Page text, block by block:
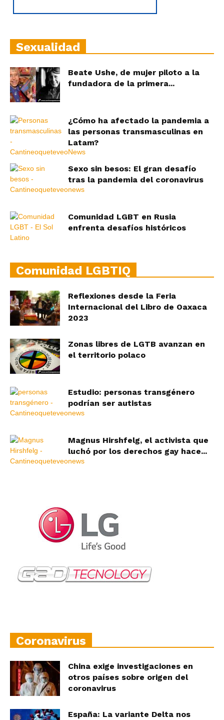
Sexualidad
Beate Ushe, de mujer piloto a la
fundadora de la primera...
¿Cómo ha afectado la pandemia a
las personas transmasculinas en
Latam?
Sexo sin besos: El gran desafío
tras la pandemia del coronavirus
Comunidad LGBT en Rusia
enfrenta desafíos históricos
Comunidad LGBTIQ
Reflexiones desde la Feria
Internacional del Libro de Oaxaca
2023
Zonas libres de LGTB avanzan en
el territorio polaco
Estudio: personas transgénero
podrían ser autistas
Magnus Hirshfelg, el activista que
luchó por los derechos gay hace...
Coronavirus
China exige investigaciones en
otros países sobre origen del
coronavirus
España: La variante Delta nos